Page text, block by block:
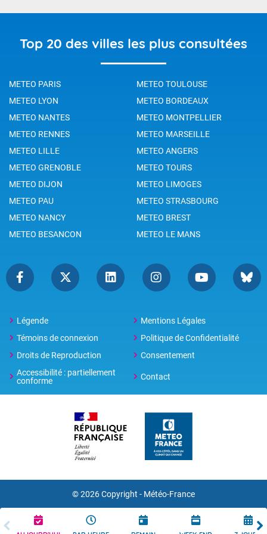
Top 20 des villes les plus consultées
METEO PARIS
METEO TOULOUSE
METEO LYON
METEO BORDEAUX
METEO NANTES
METEO MONTPELLIER
METEO RENNES
METEO MARSEILLE
METEO LILLE
METEO ANGERS
METEO GRENOBLE
METEO TOURS
METEO DIJON
METEO LIMOGES
METEO PAU
METEO STRASBOURG
METEO NANCY
METEO BREST
METEO BESANCON
METEO LE MANS
Légende
Mentions Légales
Témoins de connexion
Politique de Confidentialité
Droits de Reproduction
Consentement
Accessibilité : partiellement
conforme
Contact
© 2026 Copyright - Météo-France